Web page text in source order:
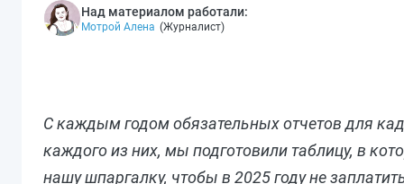
Над материалом работали:
Мотрой Алена (Журналист)
С каждым годом обязательных отчетов для
каждого из них, мы подготовили таблицу, в
нашу шпаргалку, чтобы в 2025 году не